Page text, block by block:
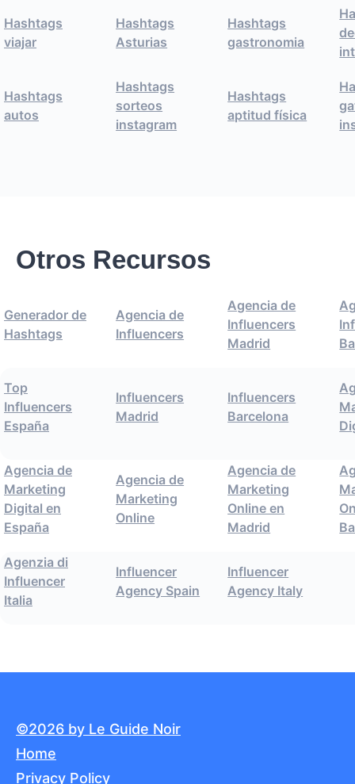
Hashtags
viajar
Hashtags
Asturias
Hashtags
gastronomia
Hashtags
autos
Hashtags
sorteos
instagram
Hashtags
aptitud física
Otros Recursos
Generador de
Hashtags
Agencia de
Influencers
Agencia de
Influencers
Madrid
Top
Influencers
España
Influencers
Madrid
Influencers
Barcelona
Agencia de
Marketing
Digital en
España
Agencia de
Marketing
Online
Agencia de
Marketing
Online en
Madrid
Agenzia di
Influencer
Italia
Influencer
Agency Spain
Influencer
Agency Italy
©2026 by Le Guide Noir
Home
Privacy Policy